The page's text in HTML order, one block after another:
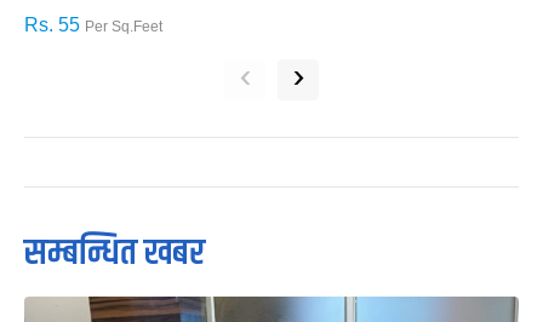
Rs. 55 Per Sq.Feet
‹ ›
सम्बन्धित खबर